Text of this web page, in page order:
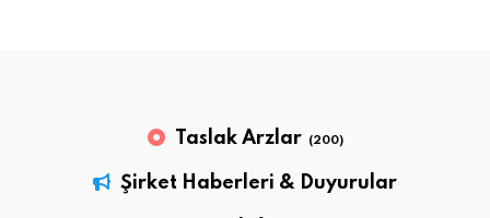
Taslak Arzlar (200)
Şirket Haberleri & Duyurular